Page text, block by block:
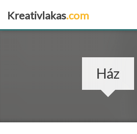
Kreativlakas.com
Ház